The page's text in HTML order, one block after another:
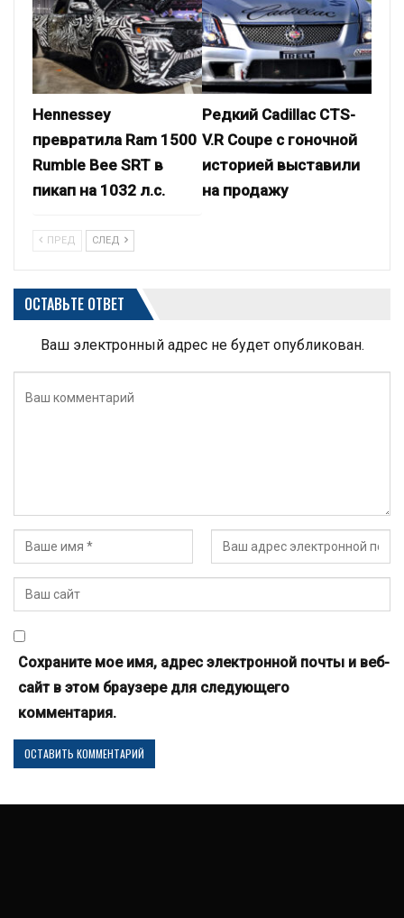
Hennessey
превратила Ram 1500
Rumble Bee SRT в
пикап на 1032 л.с.
Редкий Cadillac CTS-
V.R Coupe с гоночной
историей выставили
на продажу
ПРЕД СЛЕД
ОСТАВЬТЕ ОТВЕТ
Ваш электронный адрес не будет опубликован.
Сохраните мое имя, адрес электронной почты и веб-
сайт в этом браузере для следующего
комментария.